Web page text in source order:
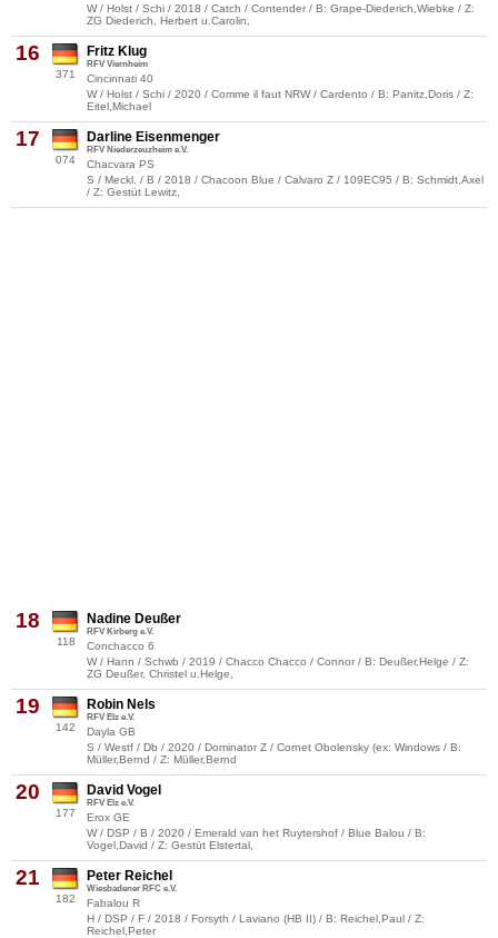
W / Holst / Schi / 2018 / Catch / Contender / B: Grape-Diederich,Wiebke / Z:
ZG Diederich, Herbert u.Carolin,
16
371
Fritz Klug
RFV Viernheim
Cincinnati 40
W / Holst / Schi / 2020 / Comme il faut NRW / Cardento / B: Panitz,Doris / Z:
Eitel,Michael
17
074
Darline Eisenmenger
RFV Niederzeuzheim e.V.
Chacvara PS
S / Meckl. / B / 2018 / Chacoon Blue / Calvaro Z / 109EC95 / B: Schmidt,Axel
/ Z: Gestüt Lewitz,
18
118
Nadine Deußer
RFV Kirberg e.V.
Conchacco 6
W / Hann / Schwb / 2019 / Chacco Chacco / Connor / B: Deußer,Helge / Z:
ZG Deußer, Christel u.Helge,
19
142
Robin Nels
RFV Elz e.V.
Dayla GB
S / Westf / Db / 2020 / Dominator Z / Cornet Obolensky (ex: Windows / B:
Müller,Bernd / Z: Müller,Bernd
20
177
David Vogel
RFV Elz e.V.
Erox GE
W / DSP / B / 2020 / Emerald van het Ruytershof / Blue Balou / B:
Vogel,David / Z: Gestüt Elstertal,
21
182
Peter Reichel
Wiesbadener RFC e.V.
Fabalou R
H / DSP / F / 2018 / Forsyth / Laviano (HB II) / B: Reichel,Paul / Z:
Reichel,Peter